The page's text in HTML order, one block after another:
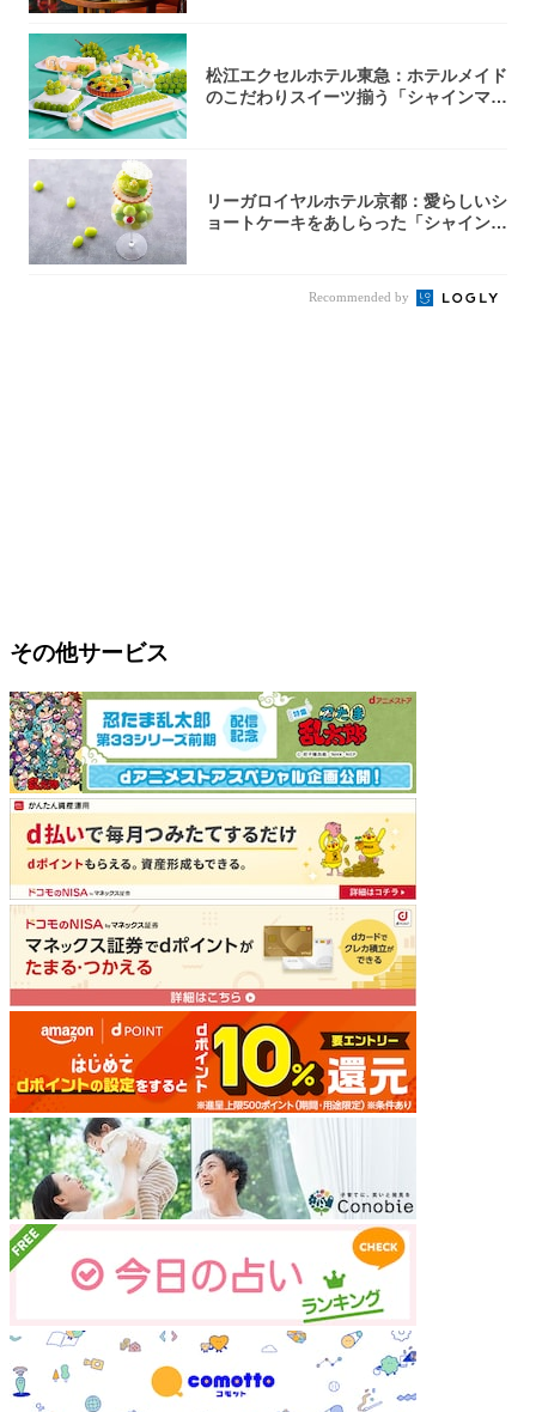
松江エクセルホテル東急：ホテルメイド
のこだわりスイーツ揃う「シャインマス
リーガロイヤルホテル京都：愛らしいシ
ョートケーキをあしらった「シャインマ
Recommended by
その他サービス